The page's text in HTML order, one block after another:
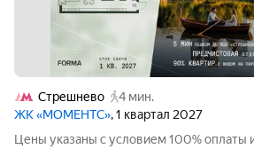
Стрешнево
4 мин.
ЖК «МОМЕНТС», 1 квартал 2027
Цены указаны с условием 100% оплаты